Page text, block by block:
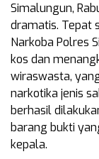
Simalungun,
dramatis. Tepat
Narkoba Polres
kos dan
wiraswasta,
narkotika jenis
berhasil
barang bukti
kepala.